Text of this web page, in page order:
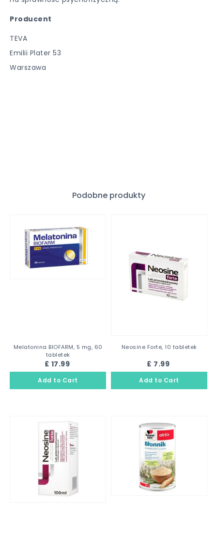
Producent
TEVA
Emilii Plater 53
Warszawa
Podobne produkty
Melatonina BIOFARM, 5 mg, 60
tabletek
£ 17.99
Neosine Forte, 10 tabletek
£ 7.99